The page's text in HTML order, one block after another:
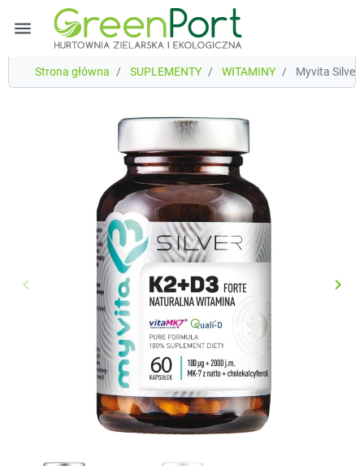
menu
Strona główna SUPLEMENTY WITAMINY Myvita Silver
Poprzedni
keyboard_arrow_left keyboard_arrow_right